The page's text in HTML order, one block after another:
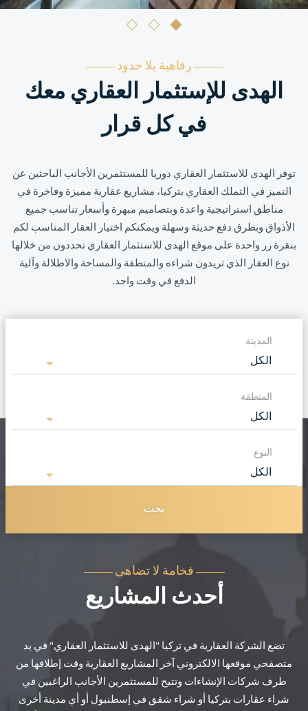
رفاهية بلا حدود
الهدى للإستثمار العقاري معك
في كل قرار
توفر الهدى للاستثمار العقاري دوريا للمستثمرين الأجانب الباحثين عن
التميز في التملك العقاري بتركيا، مشاريع عقارية مميزة وفاخرة في
مناطق استراتيجية واعدة وبتصاميم مبهرة وأسعار تناسب جميع
الأذواق وبطرق دفع حديثة وسهلة ويمكنكم اختيار العقار المناسب لكم
بنقرة زر واحدة على موقع الهدى للاستثمار العقاري تحددون من خلالها
نوع العقار الذي تريدون شراءه والمنطقة والمساحة والاطلالة وآلية
الدفع في وقت واحد.
المدينة
الكل
المنطقة
الكل
النوع
الكل
بحث
فخامة لا تضاهى
أحدث المشاريع
تضع الشركة العقارية في تركيا "الهدى للاستثمار العقاري" في يد
متصفحي موقعها الالكتروني آخر المشاريع العقارية وقت إطلاقها من
طرف شركات الإنشاءات وتتيح للمستثمرين الأجانب الراغبين في
شراء عقارات بتركيا أو شراء شقق في إسطنبول أو أي مدينة أخرى